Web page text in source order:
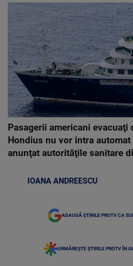
Pasagerii americani evacuaţi
Hondius nu vor intra
anunţat autorităţile sanitare
IOANA ANDREESCU
ADAUGĂ ȘTIRILE PROTV CA
URMĂREȘTE ȘTIRILE PROTV ÎN